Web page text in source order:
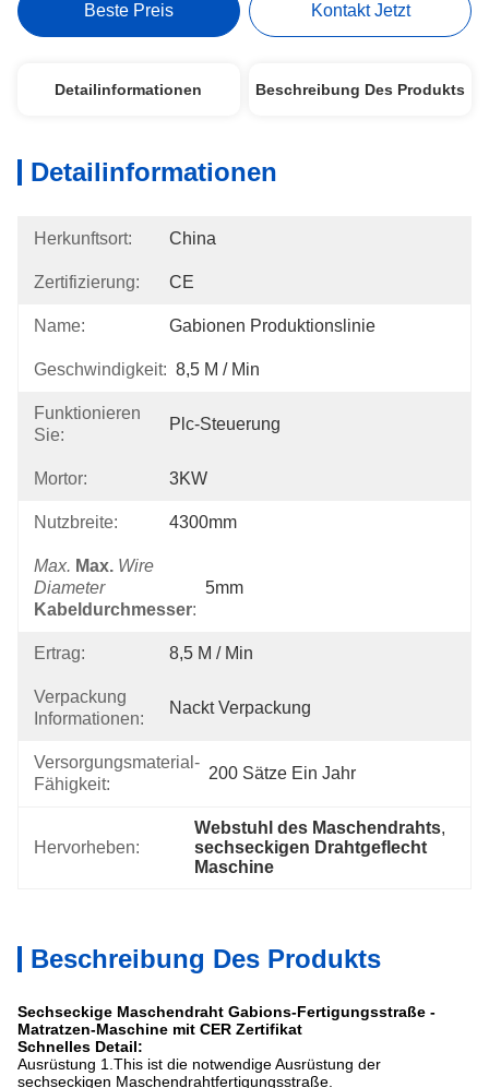
Beste Preis Kontakt Jetzt
Detailinformationen Beschreibung Des Produkts
Detailinformationen
Herkunftsort: China
Zertifizierung: CE
Name: Gabionen Produktionslinie
Geschwindigkeit: 8,5 M / Min
Funktionieren
Sie:
Plc-Steuerung
Mortor: 3KW
Nutzbreite: 4300mm
Max. Max. Wire
Diameter
Kabeldurchmesser:
5mm
Ertrag: 8,5 M / Min
Verpackung
Informationen:
Nackt Verpackung
Versorgungsmaterial-
Fähigkeit:
200 Sätze Ein Jahr
Hervorheben:
Webstuhl des Maschendrahts,
sechseckigen Drahtgeflecht
Maschine
Beschreibung Des Produkts
Sechseckige Maschendraht Gabions-Fertigungsstraße -
Matratzen-Maschine mit CER Zertifikat
Schnelles Detail:
Ausrüstung 1.This ist die notwendige Ausrüstung der
sechseckigen Maschendrahtfertigungsstraße.